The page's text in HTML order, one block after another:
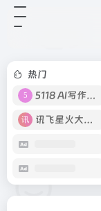
热门
5118 AI写作工具
讯飞星火大模型